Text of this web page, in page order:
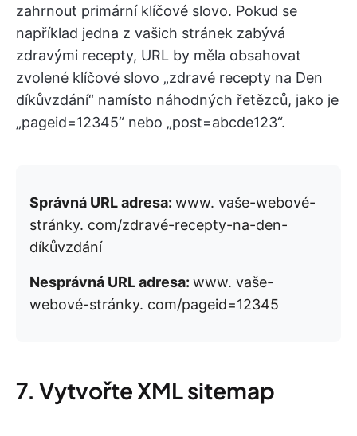
zahrnout primární klíčové slovo. Pokud se
například jedna z vašich stránek zabývá
zdravými recepty, URL by měla obsahovat
zvolené klíčové slovo „zdravé recepty na Den
díkůvzdání“ namísto náhodných řetězců, jako je
„pageid=12345“ nebo „post=abcde123“.
Správná URL adresa: www. vaše-webové-
stránky. com/zdravé-recepty-na-den-
díkůvzdání
Nesprávná URL adresa: www. vaše-
webové-stránky. com/pageid=12345
7. Vytvořte XML sitemap